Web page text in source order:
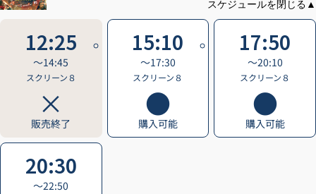
12:25
〜14:45
スクリーン８
販売終了
15:10
〜17:30
スクリーン８
購入可能
17:50
〜20:10
スクリーン８
購入可能
20:30
〜22:50